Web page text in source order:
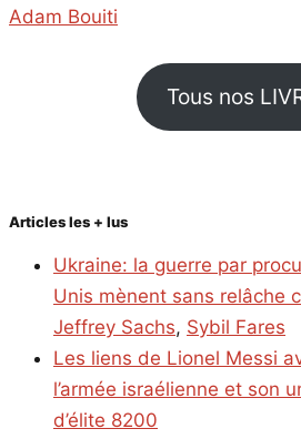
Adam Bouiti
Tous nos
Articles les + lus
Ukraine: la guerre par
Unis mènent sans relâche
Jeffrey Sachs, Sybil Fares
Les liens de Lionel Messi
l’armée israélienne et son
d’élite 8200